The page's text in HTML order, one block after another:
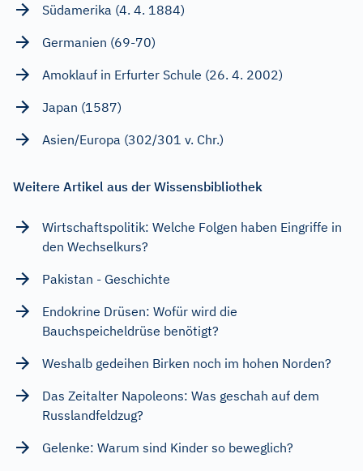
Südamerika (4. 4. 1884)
Germanien (69-70)
Amoklauf in Erfurter Schule (26. 4. 2002)
Japan (1587)
Asien/Europa (302/301 v. Chr.)
Weitere Artikel aus der Wissensbibliothek
Wirtschaftspolitik: Welche Folgen haben Eingriffe in
den Wechselkurs?
Pakistan - Geschichte
Endokrine Drüsen: Wofür wird die
Bauchspeicheldrüse benötigt?
Weshalb gedeihen Birken noch im hohen Norden?
Das Zeitalter Napoleons: Was geschah auf dem
Russlandfeldzug?
Gelenke: Warum sind Kinder so beweglich?